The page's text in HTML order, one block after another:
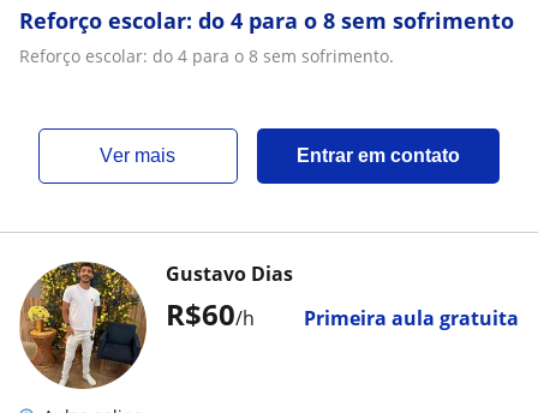
Reforço escolar: do 4 para o 8 sem sofrimento
Reforço escolar: do 4 para o 8 sem sofrimento.
ver mais Entrar em contato
R$60/h Primeira aula gratuita
Gustavo Dias